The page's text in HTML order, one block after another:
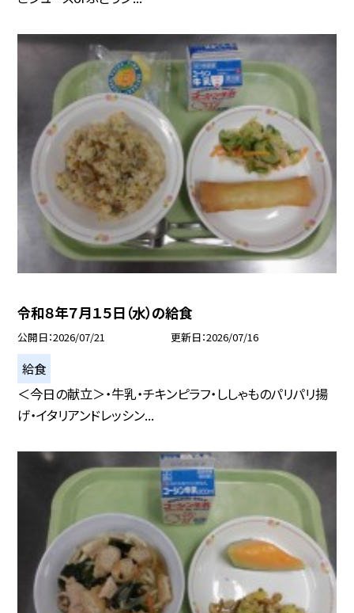
令和８年７月１５日（水）の給食
公開日 2026/07/21 更新日 2026/07/16
給食
＜今日の献立＞・牛乳・チキンピラフ・ししゃものパリパリ揚
げ・イタリアンドレッシン...